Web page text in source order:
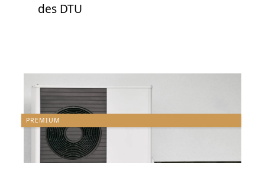
des DTU
PREMIUM